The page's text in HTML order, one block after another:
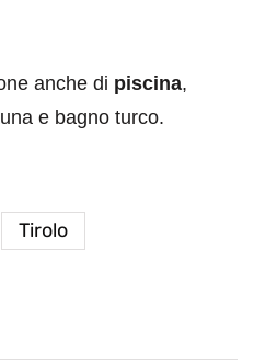
anche di piscina,
e bagno turco.
Tirolo